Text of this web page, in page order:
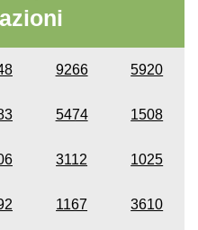
9266 5920
5474 1508
3112 1025
1167 3610